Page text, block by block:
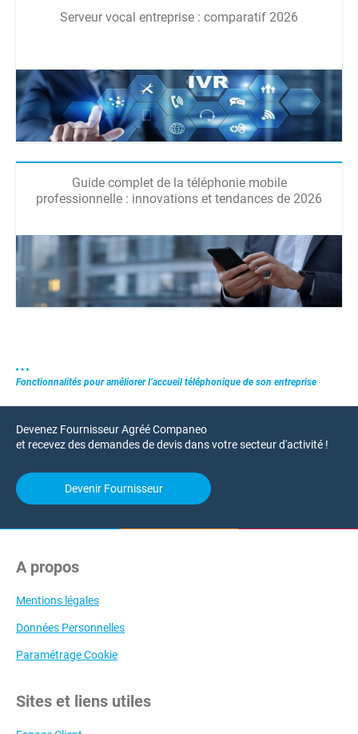
Serveur vocal entreprise : comparatif 2026
Guide complet de la téléphonie mobile
professionnelle : innovations et tendances de 2026
Fonctionnalités pour améliorer l’accueil téléphonique de son entreprise
Devenez Fournisseur Agréé Companeo
et recevez des demandes de devis dans votre secteur d'activité !
Devenir Fournisseur
A propos
Mentions légales
Données Personnelles
Paramétrage Cookie
Sites et liens utiles